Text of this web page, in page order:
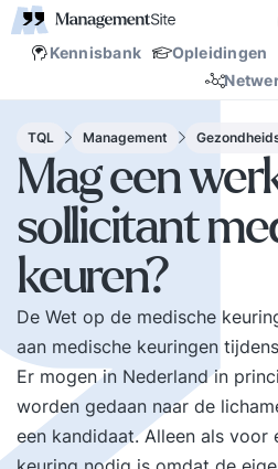
Kennisbank Opleidingen
TQL Management
Mag een
sollicitant
keuren?
De Wet op de medische
aan medische keuringen
Er mogen in Nederland in
worden gedaan naar de
een kandidaat. Alleen als voor